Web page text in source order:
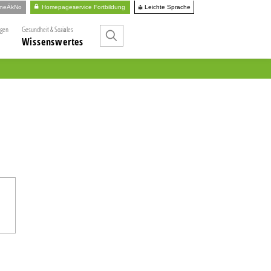
Homepageservice Fortbildung Leichte Sprache
Gesundheit & Soziales
Wissenswertes